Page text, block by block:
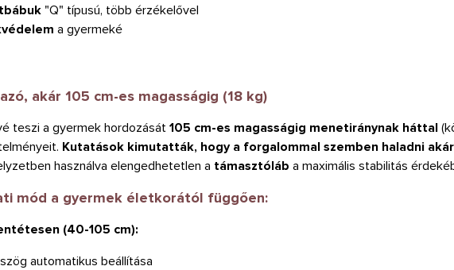
"Q" típusú, több érzékelővel
a gyermeké
akár 105 cm-es magasságig (18 kg)
teszi a gyermek hordozását 105 cm-es magasságig menetiránynak háttal
Kutatások kimutatták, hogy a forgalommal szemben haladni
használva elengedhetetlen a támasztóláb a maximális stabilitás
mód a gyermek életkorától függően:
(40-105 cm):
automatikus beállítása